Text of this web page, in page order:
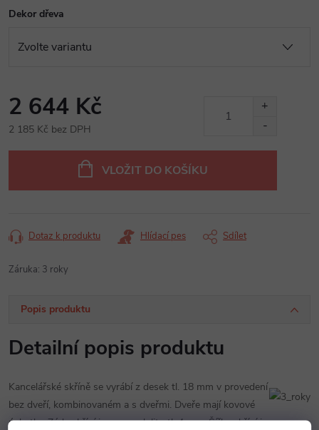
Dekor dřeva
2 644 Kč
2 185 Kč bez DPH
VLOŽIT DO KOŠÍKU
Dotaz k produktu Hlídací pes Sdílet
Záruka: 3 roky
Popis produktu
Detailní popis produktu
Kancelářské skříně se vyrábí z desek tl. 18 mm v provedení
bez dveří, kombinovaném a s dveřmi. Dveře mají kovové
úchytky. Záda skříní jsou ze sololitu tl. 4 mm. Šířka skříní je